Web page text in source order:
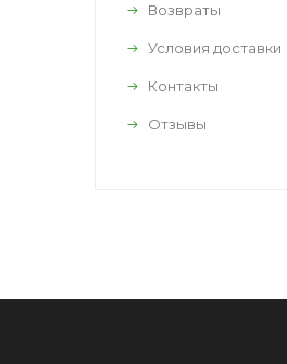
Возвраты
Условия доставки
Контакты
Отзывы